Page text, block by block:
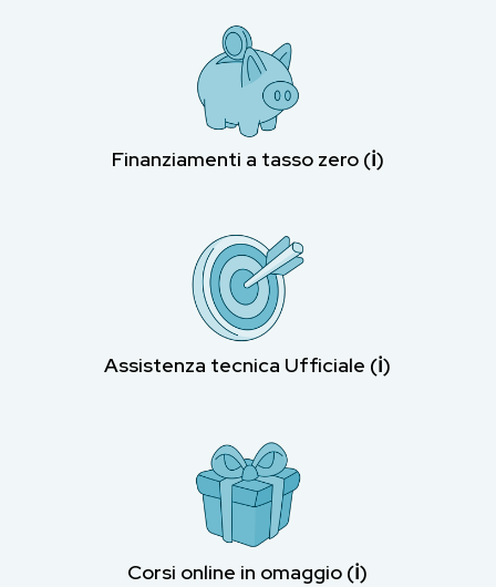
Finanziamenti a tasso zero (ℹ︎)
Assistenza tecnica Ufficiale (ℹ︎)
Corsi online in omaggio (ℹ︎)